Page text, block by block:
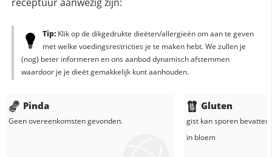
receptuur aanwezig zijn:
Tip:Klik op de dikgedrukte dieëten/allergieën om aan te geven
met welke voedingsrestricties je te maken hebt. We zullen je
(nog) beter informeren en ons aanbod dynamisch afstemmen
waardoor je je dieët gemakkelijk kunt aanhouden.
Pinda
Geen overeenkomsten gevonden.
Gluten
gistkan sporen
in bloem